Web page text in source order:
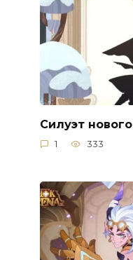
Силуэт
1 333